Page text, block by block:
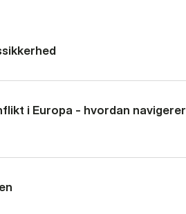
i Europa - hvordan navigerer